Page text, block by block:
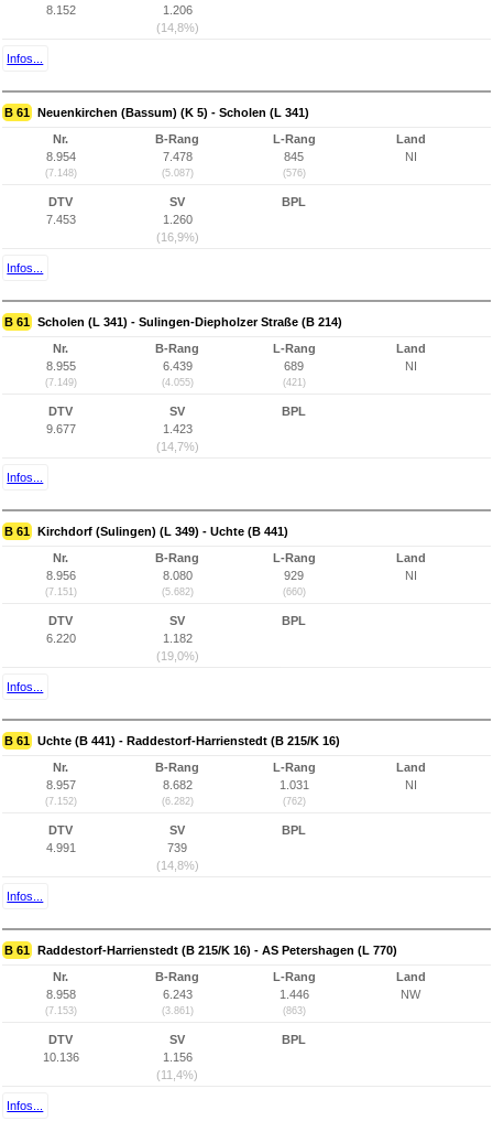
8.152
1.206
(14,8%)
Infos...
B 61 Neuenkirchen (Bassum) (K 5) - Scholen (L 341)
Nr.
8.954
(7.148)
B-Rang
7.478
(5.087)
L-Rang
845
(576)
Land
NI
DTV
7.453
SV
1.260
(16,9%)
BPL
Infos...
B 61 Scholen (L 341) - Sulingen-Diepholzer Straße (B 214)
Nr.
8.955
(7.149)
B-Rang
6.439
(4.055)
L-Rang
689
(421)
Land
NI
DTV
9.677
SV
1.423
(14,7%)
BPL
Infos...
B 61 Kirchdorf (Sulingen) (L 349) - Uchte (B 441)
Nr.
8.956
(7.151)
B-Rang
8.080
(5.682)
L-Rang
929
(660)
Land
NI
DTV
6.220
SV
1.182
(19,0%)
BPL
Infos...
B 61 Uchte (B 441) - Raddestorf-Harrienstedt (B 215/K 16)
Nr.
8.957
(7.152)
B-Rang
8.682
(6.282)
L-Rang
1.031
(762)
Land
NI
DTV
4.991
SV
739
(14,8%)
BPL
Infos...
B 61 Raddestorf-Harrienstedt (B 215/K 16) - AS Petershagen (L 770)
Nr.
8.958
(7.153)
B-Rang
6.243
(3.861)
L-Rang
1.446
(863)
Land
NW
DTV
10.136
SV
1.156
(11,4%)
BPL
Infos...